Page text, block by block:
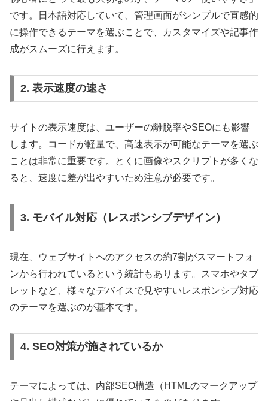
です。日本語対応していて、管理画面がシンプルで直感的
に操作できるテーマを選ぶことで、カスタマイズや記事作
成がスムーズに行えます。
2. 表示速度の速さ
サイトの表示速度は、ユーザーの離脱率やSEOにも影響
します。コードが軽量で、高速表示が可能なテーマを選ぶ
ことは非常に重要です。とくに画像やスクリプトが多くな
ると、速度に差が出やすいため注意が必要です。
3. モバイル対応（レスポンシブデザイン）
現在、ウェブサイトへのアクセスの約7割がスマートフォ
ンから行われているという統計もあります。スマホやタブ
レットなど、様々なデバイスで見やすいレスポンシブ対応
のテーマを選ぶのが基本です。
4. SEO対策が施されているか
テーマによっては、内部SEO構造（HTMLのマークアップ